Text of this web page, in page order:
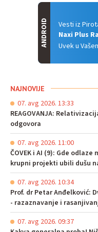
Vesti iz
Naxi Plus
Uvek u
ANDROID
NAJNOVIJE
07. avg 2026. 13:33
REAGOVANJA:
odgovora
07. avg 2026. 11:00
ČOVEK i AI (9): Gde
krupni projekti ubili dušu
07. avg 2026. 10:34
Prof. dr Petar Anđelković:
- razaznavanje i
07. avg 2026. 09:37